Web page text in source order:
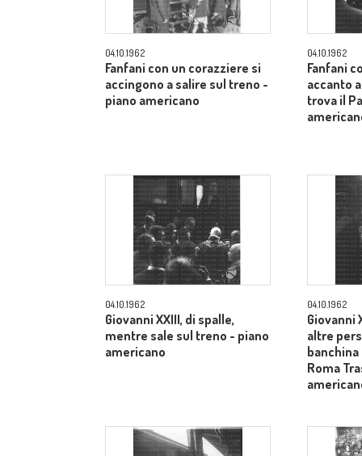
04.10.1962
Fanfani con un corazziere si
accingono a salire sul treno -
piano americano
04.10.1962
Fanfani
accanto
trova il
04.10.1962
Giovanni XXIII, di spalle,
mentre sale sul treno - piano
americano
04.10.1962
Giovanni
altre
Roma